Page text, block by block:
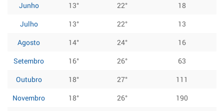
Junho
13° 22°
18
Julho
13° 22°
13
Agosto
14° 24°
16
Setembro
16° 26°
63
Outubro
18° 27°
111
Novembro
18° 26°
190